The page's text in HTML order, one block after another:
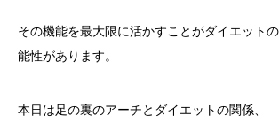
その機能を最大限に活かすことがダイエット
能性があります。
本日は足の裏のアーチとダイエットの関係、